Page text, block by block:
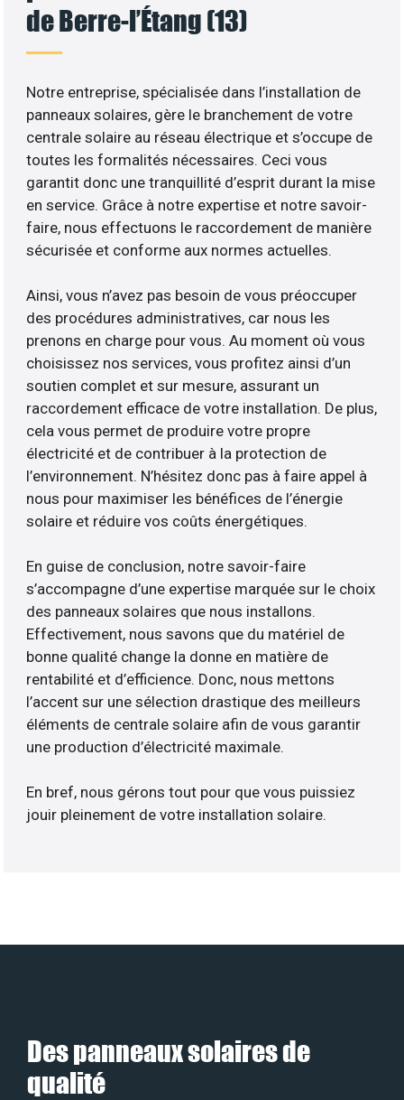
de Berre-l’Étang (13)
Notre entreprise, spécialisée dans l’installation de
panneaux solaires, gère le branchement de votre
centrale solaire au réseau électrique et s’occupe de
toutes les formalités nécessaires. Ceci vous
garantit donc une tranquillité d’esprit durant la mise
en service. Grâce à notre expertise et notre savoir-
faire, nous effectuons le raccordement de manière
sécurisée et conforme aux normes actuelles.
Ainsi, vous n’avez pas besoin de vous préoccuper
des procédures administratives, car nous les
prenons en charge pour vous. Au moment où vous
choisissez nos services, vous profitez ainsi d’un
soutien complet et sur mesure, assurant un
raccordement efficace de votre installation. De plus,
cela vous permet de produire votre propre
électricité et de contribuer à la protection de
l’environnement. N’hésitez donc pas à faire appel à
nous pour maximiser les bénéfices de l’énergie
solaire et réduire vos coûts énergétiques.
En guise de conclusion, notre savoir-faire
s’accompagne d’une expertise marquée sur le choix
des panneaux solaires que nous installons.
Effectivement, nous savons que du matériel de
bonne qualité change la donne en matière de
rentabilité et d’efficience. Donc, nous mettons
l’accent sur une sélection drastique des meilleurs
éléments de centrale solaire afin de vous garantir
une production d’électricité maximale.
En bref, nous gérons tout pour que vous puissiez
jouir pleinement de votre installation solaire.
Des panneaux solaires de
qualité